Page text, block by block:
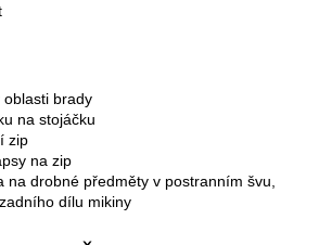
brady
na stojáčku
zip
na zip
na drobné předměty v postranním švu,
dílu mikiny